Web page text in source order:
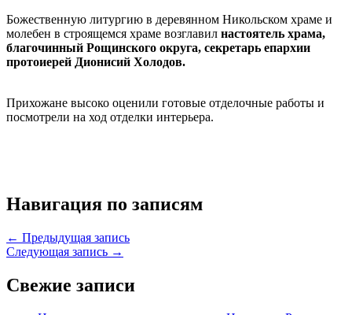
Божественную литургию в деревянном Никольском храме и
молебен в строящемся храме возглавил настоятель храма,
благочинный Рощинского округа, секретарь епархии
протоиерей Дионисий Холодов.
Прихожане высоко оценили готовые отделочные работы и
посмотрели на ход отделки интерьера.
Навигация по записям
← Предыдущая запись
Следующая запись →
Свежие записи